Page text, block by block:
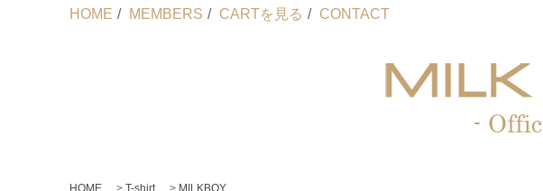
HOME / MEMBERS / CARTを見る / CONTACT
HOME > T-shirt > MILKBOY